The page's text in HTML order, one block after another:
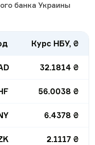
банка Украины
Курс НБУ, ₴
32.1814 ₴
56.0038 ₴
6.4378 ₴
2.1117 ₴